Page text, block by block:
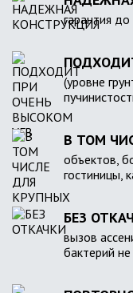
гарантия
(уровне
В ТОМ
объектов,
гостиницы,
БЕЗ
вызов
бактерий не